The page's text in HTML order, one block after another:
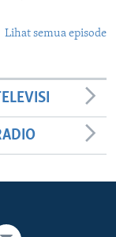
Lihat semua episode